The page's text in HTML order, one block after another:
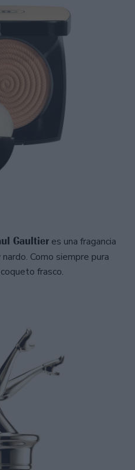
Gaultier es una fragancia
Como siempre pura
frasco.